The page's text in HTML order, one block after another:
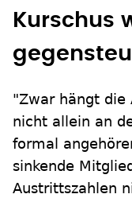
Kurschus
"Zwar hängt die
nicht allein an
formal
sinkende
Austrittszahlen